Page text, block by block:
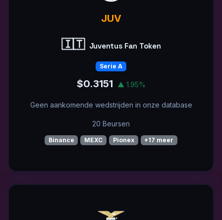
JUV
🇮🇹 Juventus Fan Token
Serie A
$0.3151 ▲ 1.95%
Geen aankomende wedstrijden in onze database
20 Beursen
Binance MEXC Pionex +17 meer